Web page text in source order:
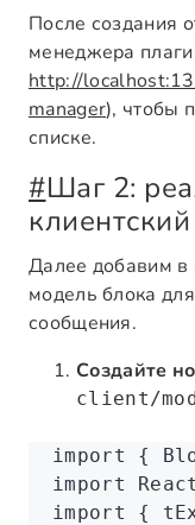
После создания
менеджера
http://
manager), чтобы
списке.
#Шаг 2:
Далее добавим в
модель блока
сообщения.
Создайте
client/
import {
import
import {